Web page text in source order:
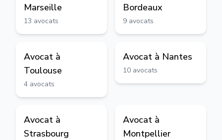
Marseille
13 avocats
Bordeaux
9 avocats
Avocat à
Toulouse
4 avocats
Avocat à Nantes
10 avocats
Avocat à
Strasbourg
Avocat à
Montpellier